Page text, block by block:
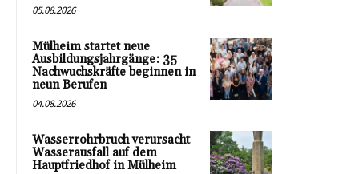
05.08.2026
Mülheim startet neue
Ausbildungsjahrgänge: 35
Nachwuchskräfte beginnen in
neun Berufen
04.08.2026
Wasserrohrbruch verursacht
Wasserausfall auf dem
Hauptfriedhof in Mülheim